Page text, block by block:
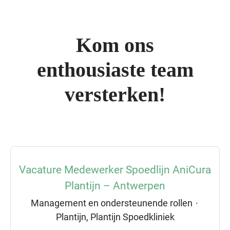
Kom ons
enthousiaste team
versterken!
Vacature Medewerker Spoedlijn AniCura
Plantijn – Antwerpen
Management en ondersteunende rollen ·
Plantijn, Plantijn Spoedkliniek